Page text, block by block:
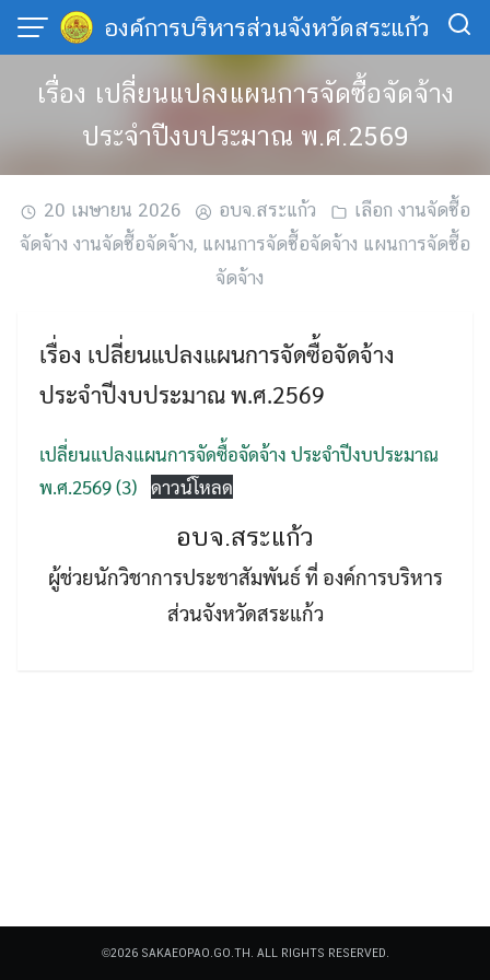
Skip
content
องค์การบริหารส่วนจังหวัดสระแก้ว
เรื่อง เปลี่ยนแปลงแผนการจัดซื้อจัดจ้าง
ประจำปีงบประมาณ พ.ศ.2569
20 เมษายน 2026 อบจ.สระแก้ว
เลือก งานจัดซื้อ
จัดจ้าง งานจัดซื้อจัดจ้าง, แผนการจัดซื้อจัดจ้าง แผนการจัดซื้อ
จัดจ้าง
เรื่อง เปลี่ยนแปลงแผนการจัดซื้อจัดจ้าง
ประจำปีงบประมาณ พ.ศ.2569
เปลี่ยนแปลงแผนการจัดซื้อจัดจ้าง ประจำปีงบประมาณ
พ.ศ.2569 (3) ดาวน์โหลด
อบจ.สระแก้ว
ผู้ช่วยนักวิชาการประชาสัมพันธ์ ที่ องค์การบริหาร
ส่วนจังหวัดสระแก้ว
©2026 SAKAEOPAO.GO.TH. ALL RIGHTS RESERVED.